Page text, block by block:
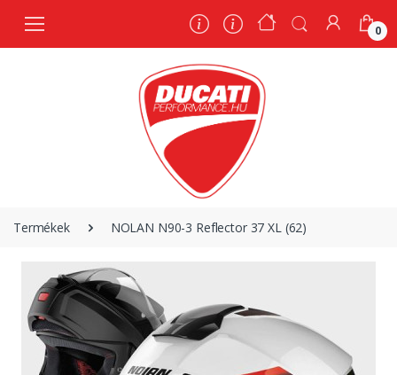
0
Termékek NOLAN N90-3 Reflector 37 XL (62)
0